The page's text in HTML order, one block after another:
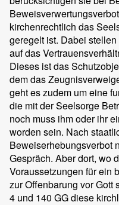
kirchenrechtlich das
geregelt ist. Dabei
auf das
Dieses ist das
dem das
geht es zudem um eine
die mit der Seelsorge
noch muss ihm oder ihr
worden sein. Nach
Beweiserhebungsverbot
Gespräch. Aber dort, wo
Voraussetzungen für ein
zur Offenbarung vor Gott
4 und 140 GG diese